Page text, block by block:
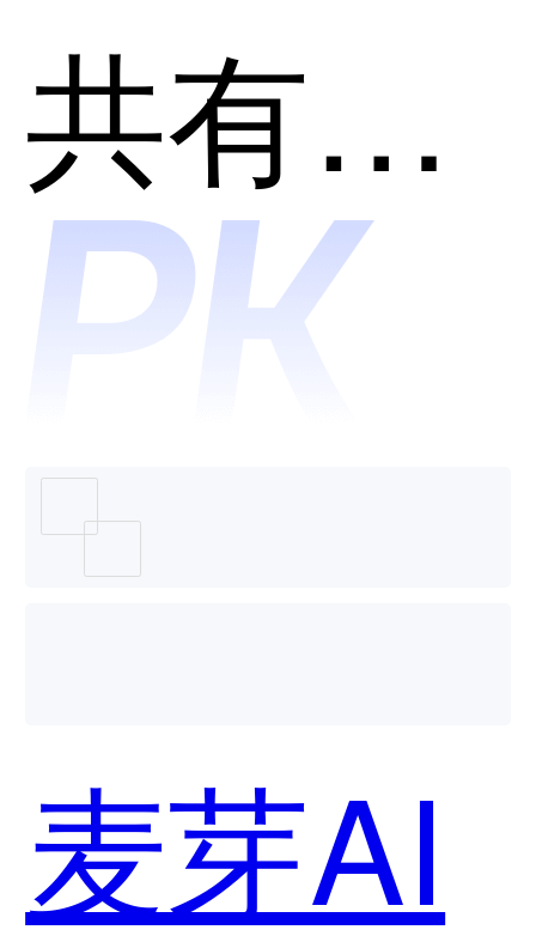
智码
哪个好
用？
共有分类：开发者工具
麦芽AI